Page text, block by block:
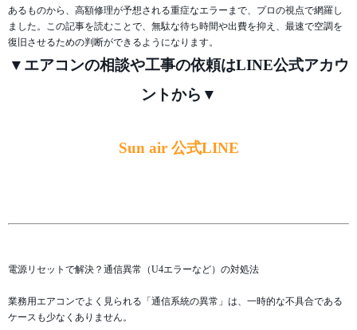
あるものから、高額修理が予想される重症なエラーまで、プロの視点で網羅し
ました。この記事を読むことで、無駄な待ち時間や出費を抑え、最速で空調を
復旧させるための判断ができるようになります。
▼エアコンの相談や工事の依頼はLINE公式アカウ
ントから▼
Sun air 公式LINE
電源リセットで解決？通信異常（U4エラーなど）の対処法
業務用エアコンでよく見られる「通信系統の異常」は、一時的な不具合である
ケースも少なくありません。